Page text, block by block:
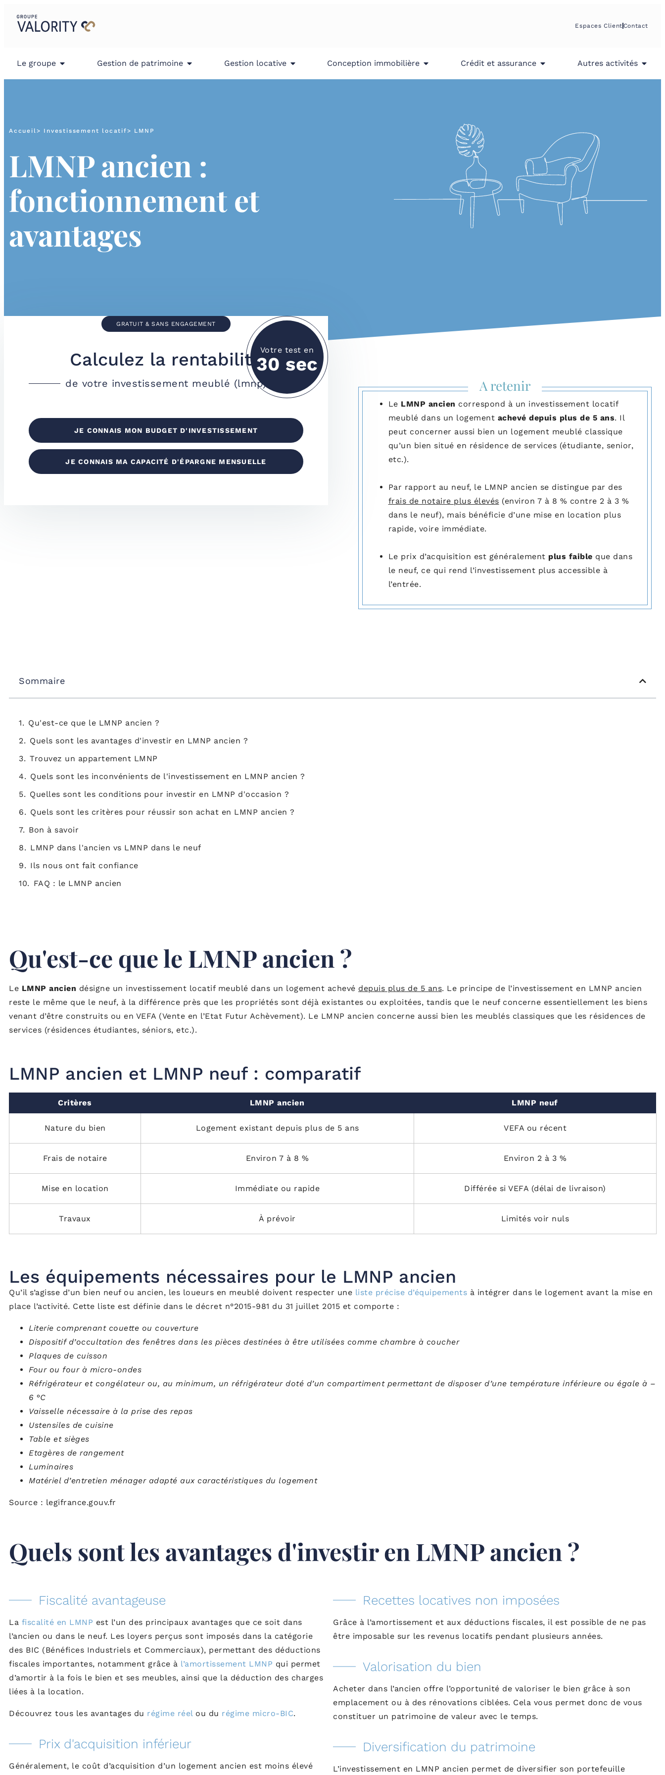
Espaces Client Contact
Le groupe Gestion de patrimoine Gestion locative Conception immobilière Crédit et assurance Autres activités
Accueil> Investissement locatif> LMNP
LMNP ancien :
fonctionnement et
avantages
Votre test en
30 sec
GRATUIT & SANS ENGAGEMENT
Calculez la rentabilité
de votre investissement meublé (lmnp)
JE CONNAIS MON BUDGET D'INVESTISSEMENT
JE CONNAIS MA CAPACITÉ D'ÉPARGNE MENSUELLE
A retenir
Le LMNP ancien correspond à un investissement locatif
meublé dans un logement achevé depuis plus de 5 ans. Il
peut concerner aussi bien un logement meublé classique
qu’un bien situé en résidence de services (étudiante, senior,
etc.).
Par rapport au neuf, le LMNP ancien se distingue par des
frais de notaire plus élevés (environ 7 à 8 % contre 2 à 3 %
dans le neuf), mais bénéficie d’une mise en location plus
rapide, voire immédiate.
Le prix d’acquisition est généralement plus faible que dans
le neuf, ce qui rend l’investissement plus accessible à
l’entrée.
Sommaire
Qu'est-ce que le LMNP ancien ?
Quels sont les avantages d'investir en LMNP ancien ?
Trouvez un appartement LMNP
Quels sont les inconvénients de l'investissement en LMNP ancien ?
Quelles sont les conditions pour investir en LMNP d'occasion ?
Quels sont les critères pour réussir son achat en LMNP ancien ?
Bon à savoir
LMNP dans l'ancien vs LMNP dans le neuf
Ils nous ont fait confiance
FAQ : le LMNP ancien
Qu'est-ce que le LMNP ancien ?
Le LMNP ancien désigne un investissement locatif meublé dans un logement achevé depuis plus de 5 ans. Le principe de l’investissement en LMNP ancien
reste le même que le neuf, à la différence près que les propriétés sont déjà existantes ou exploitées, tandis que le neuf concerne essentiellement les biens
venant d’être construits ou en VEFA (Vente en l’Etat Futur Achèvement). Le LMNP ancien concerne aussi bien les meublés classiques que les résidences de
services (résidences étudiantes, séniors, etc.).
LMNP ancien et LMNP neuf : comparatif
Critères LMNP ancien LMNP neuf
Nature du bien Logement existant depuis plus de 5 ans VEFA ou récent
Frais de notaire Environ 7 à 8 % Environ 2 à 3 %
Mise en location Immédiate ou rapide Différée si VEFA (délai de livraison)
Travaux À prévoir Limités voir nuls
Les équipements nécessaires pour le LMNP ancien
Qu’il s’agisse d’un bien neuf ou ancien, les loueurs en meublé doivent respecter une liste précise d’équipements à intégrer dans le logement avant la mise en
place l’activité. Cette liste est définie dans le décret n°2015-981 du 31 juillet 2015 et comporte :
Literie comprenant couette ou couverture
Dispositif d’occultation des fenêtres dans les pièces destinées à être utilisées comme chambre à coucher
Plaques de cuisson
Four ou four à micro-ondes
Réfrigérateur et congélateur ou, au minimum, un réfrigérateur doté d’un compartiment permettant de disposer d’une température inférieure ou égale à –
6 °C
Vaisselle nécessaire à la prise des repas
Ustensiles de cuisine
Table et sièges
Etagères de rangement
Luminaires
Matériel d’entretien ménager adapté aux caractéristiques du logement
Source : legifrance.gouv.fr
Quels sont les avantages d'investir en LMNP ancien ?
Fiscalité avantageuse
La fiscalité en LMNP est l’un des principaux avantages que ce soit dans
l’ancien ou dans le neuf. Les loyers perçus sont imposés dans la catégorie
des BIC (Bénéfices Industriels et Commerciaux), permettant des déductions
fiscales importantes, notamment grâce à l’amortissement LMNP qui permet
d’amortir à la fois le bien et ses meubles, ainsi que la déduction des charges
liées à la location.
Découvrez tous les avantages du régime réelou du régime micro-BIC.
Prix d'acquisition inférieur
Généralement, le coût d’acquisition d’un logement ancien est moins élevé
Recettes locatives non imposées
Grâce à l’amortissement et aux déductions fiscales, il est possible de ne pas
être imposable sur les revenus locatifs pendant plusieurs années.
Valorisation du bien
Acheter dans l’ancien offre l’opportunité de valoriser le bien grâce à son
emplacement ou à des rénovations ciblées. Cela vous permet donc de vous
constituer un patrimoine de valeur avec le temps.
Diversification du patrimoine
L’investissement en LMNP ancien permet de diversifier son portefeuille